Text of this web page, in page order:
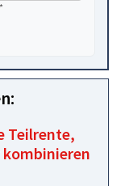
Teilrente,
kombinieren